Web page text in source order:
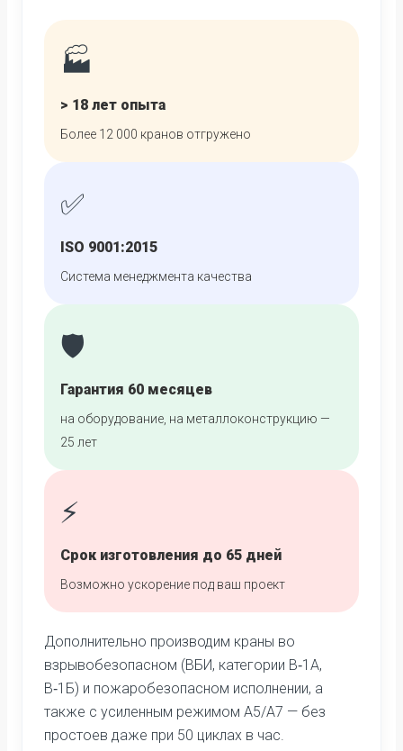
🏭
> 18 лет опыта
Более 12 000 кранов отгружено
✅
ISO 9001:2015
Система менеджмента качества
🛡️
Гарантия 60 месяцев
на оборудование, на металлоконструкцию —
25 лет
⚡
Срок изготовления до 65 дней
Возможно ускорение под ваш проект
Дополнительно производим краны во
взрывобезопасном (ВБИ, категории В‑1А,
В‑1Б) и пожаробезопасном исполнении, а
также с усиленным режимом А5/А7 — без
простоев даже при 50 циклах в час.